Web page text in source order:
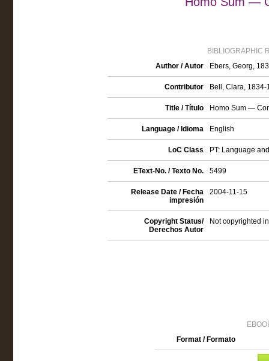
BIBLIOGRAPHIC
Author / Autor
Ebers, Georg,
Contributor Bell, Clara,
Title / Título Homo Sum —
Language / Idioma English
LoC Class PT: Language
EText-No. / Texto No. 5499
Release Date / Fecha
impresión
2004-11-15
Copyright Status/
Derechos Autor
Not copyrighted
Format / Formato